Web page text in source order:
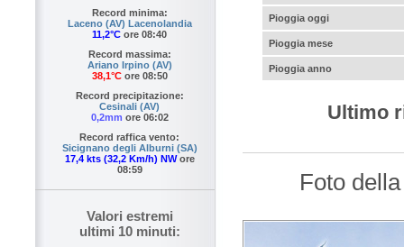
Record minima:
Laceno (AV) Lacenolandia
11,2°C ore 08:40
Record massima:
Ariano Irpino (AV)
38,1°Core 08:50
Record precipitazione:
Cesinali (AV)
0,2mm ore 06:02
Record raffica vento:
Sicignano degli Alburni (SA)
17,4 kts (32,2 Km/h) NWore
08:59
Valori estremi
ultimi 10 minuti:
Pioggia oggi
Pioggia mese
Pioggia anno
Ultimo
Foto